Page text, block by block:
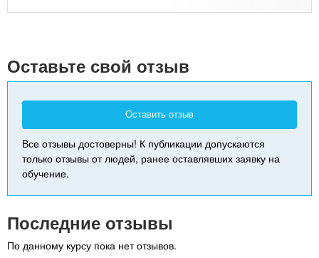
Оставьте свой отзыв
Оставить отзыв
Все отзывы достоверны! К публикации допускаются
только отзывы от людей, ранее оставлявших заявку на
обучение.
Последние отзывы
По данному курсу пока нет отзывов.